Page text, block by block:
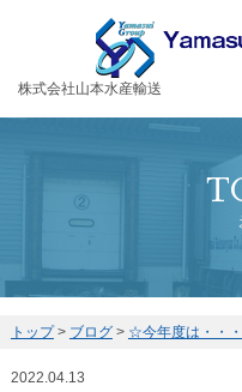
お客様の大切な荷物を安全
株式会社山本水産輸送
トップ> ブログ> ☆今年度は・・・
2022.04.13